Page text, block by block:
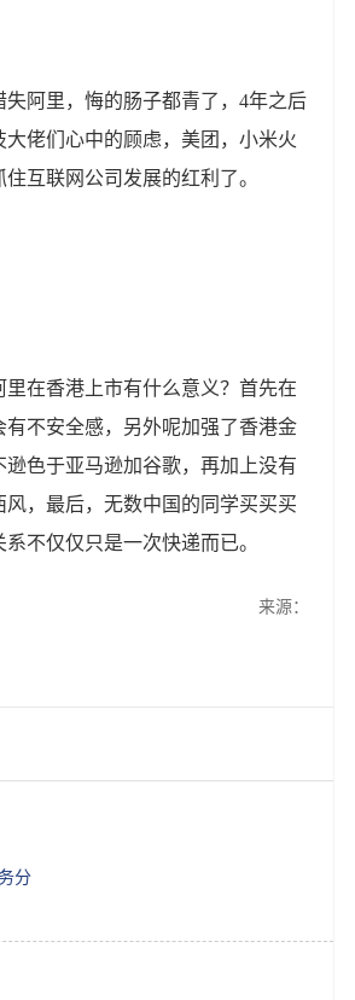
阿里，悔的肠子都青了，4年之后
佬们心中的顾虑，美团，小米火
互联网公司发展的红利了。
在香港上市有什么意义？首先在
不安全感，另外呢加强了香港金
色于亚马逊加谷歌，再加上没有
风，最后，无数中国的同学买买买
不仅仅只是一次快递而已。
来源：
分